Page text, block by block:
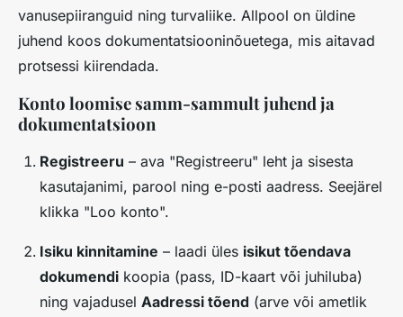
vanusepiiranguid ning turvaliike. Allpool on üldine
juhend koos dokumentatsiooninõuetega, mis aitavad
protsessi kiirendada.
Konto loomise samm-sammult juhend ja
dokumentatsioon
Registreeru – ava "Registreeru" leht ja sisesta
kasutajanimi, parool ning e-posti aadress. Seejärel
klikka "Loo konto".
Isiku kinnitamine – laadi üles isikut tõendava
dokumendi koopia (pass, ID-kaart või juhiluba)
ning vajadusel Aadressi tõend (arve või ametlik